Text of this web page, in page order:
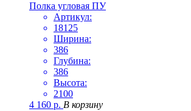
Полка угловая ПУ
Артикул:
18125
Ширина:
386
Глубина:
386
Высота:
2100
4 160 р. В корзину